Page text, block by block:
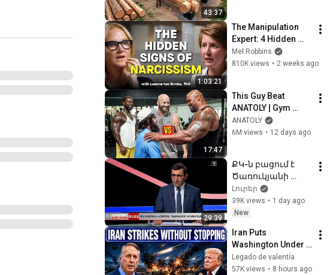
43:37
@bjornbrenton
1:03:21
The Manipulation
Expert: 4 Hidden
Signs You’re
Dealing With a Toxic
Mel Robbins
810K views • 2 weeks ago
17:47
This Guy Beat
ANATOLY | Gym
CHALLENGE Went
Wrong
ANATOLY
6M views • 12 days ago
29:39
ՔԿ-ն բացում է
Ծառուկյանի
գործերը․ 13
մեղադրյալ,
միլիարդների
Լուրեր
39K views • 1 day ago
New
Iran Puts
Washington Under
Pressure — Col
Douglas Macgregor
Legado de valentía
57K views • 8 hours ago